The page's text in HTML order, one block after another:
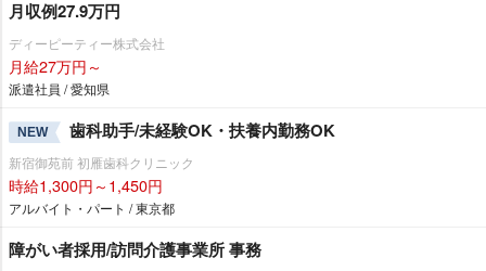
月収例27.9万円
ディーピーティー株式会社
月給27万円～
派遣社員 / 愛知県
NEW 歯科助手/未経験OK・扶養内勤務OK
新宿御苑前 初雁歯科クリニック
時給1,300円～1,450円
アルバイト・パート / 東京都
障がい者採用/訪問介護事業所 事務